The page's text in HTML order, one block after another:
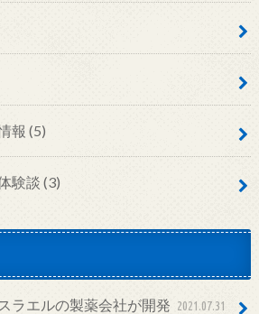
報 (5)
験談 (3)
エルの製薬会社が開発 2021.07.31